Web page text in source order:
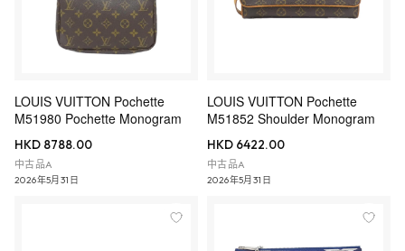
LOUIS VUITTON Pochette
M51980 Pochette Monogram
HKD 8788.00
中古品A
2026年5月31日
LOUIS VUITTON Pochette
M51852 Shoulder Monogram
HKD 6422.00
中古品A
2026年5月31日